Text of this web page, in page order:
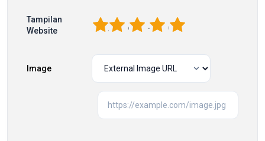
Tampilan
Website
5
4
3
2
Image